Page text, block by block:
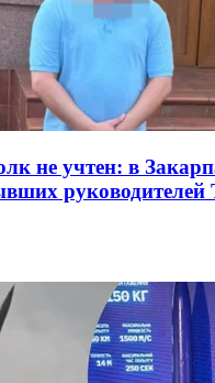
не учтен: в